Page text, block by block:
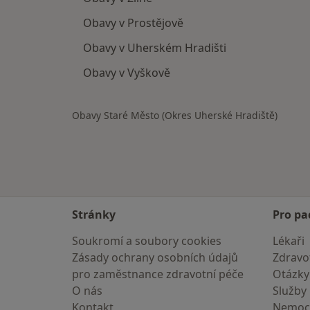
Obavy v Prostějově
Obavy v Uherském Hradišti
Obavy v Vyškově
Obavy Staré Město (Okres Uherské Hradiště)
Stránky
Soukromí a soubory cookies
Zásady ochrany osobních údajů
pro zaměstnance zdravotní péče
O nás
Pro
Lékaři
Služby